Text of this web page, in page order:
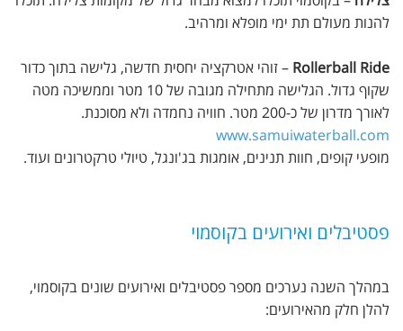
להנות מעולם תת ימי מופלא ומרהיב.
Rollerball Ride – זוהי אטרקציה יחסית חדשה, גלישה בתוך כדור
שקוף גדול. הגלישה מתחילה מגובה של 10 מטר וממשיכה מטה
לאורך מדרון של כ-200 מטר. חוויה נחמדה ולא מסוכנת.
www.samuiwaterball.com
מופעי קופים, חוות תנינים, אומגות בג'ונגל, טיולי טרקטרונים ועוד.
פסטיבלים ואירועים בקוסמוי
במהלך השנה נערכים מספר פסטיבלים ואירועים שונים בקוסמוי,
להלן חלק מהאירועים: